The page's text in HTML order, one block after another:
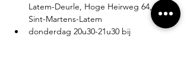
Latem-Deurle, Hoge Heirweg 64, 9830
Sint-Martens-Latem
donderdag 20u30-21u30 bij